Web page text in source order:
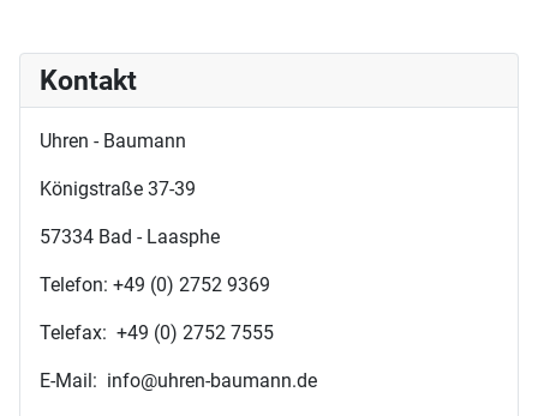
Kontakt
Uhren - Baumann
Königstraße 37-39
57334 Bad - Laasphe
Telefon: +49 (0) 2752 9369
Telefax: +49 (0) 2752 7555
E-Mail: info@uhren-baumann.de